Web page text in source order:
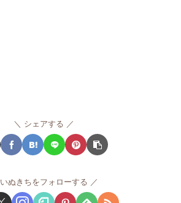
シェアする
いぬきちをフォローする